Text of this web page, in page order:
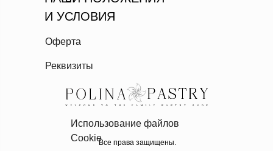
И УСЛОВИЯ
Оферта
Все права защищены.
Реквизиты
Использование файлов
Cookie